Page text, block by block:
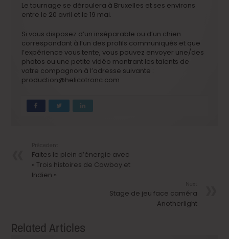
Le tournage se déroulera à Bruxelles et ses environs
entre le 20 avril et le 19 mai.
Si vous disposez d’un inséparable ou d’un chien
correspondant à l’un des profils communiqués et que
l’expérience vous tente, vous pouvez envoyer une/des
photos ou une petite vidéo montrant les talents de
votre compagnon à l’adresse suivante :
production@helicotronc.com
Faites le plein d’énergie avec
« Trois histoires de Cowboy et
Indien »
Stage de jeu face caméra
Anotherlight
Related Articles